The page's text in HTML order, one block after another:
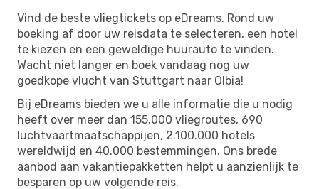
Vind de beste vliegtickets op eDreams. Rond uw
boeking af door uw reisdata te selecteren, een hotel
te kiezen en een geweldige huurauto te vinden.
Wacht niet langer en boek vandaag nog uw
goedkope vlucht van Stuttgart naar Olbia!
Bij eDreams bieden we u alle informatie die u nodig
heeft over meer dan 155.000 vliegroutes, 690
luchtvaartmaatschappijen, 2.100.000 hotels
wereldwijd en 40.000 bestemmingen. Ons brede
aanbod aan vakantiepakketten helpt u aanzienlijk te
besparen op uw volgende reis.